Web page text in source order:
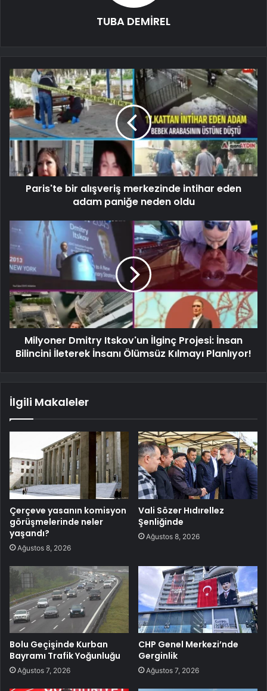
TUBA DEMİREL
Paris'te bir alışveriş merkezinde intihar eden
adam paniğe neden oldu
Milyoner Dmitry Itskov'un İlginç Projesi: İnsan
Bilincini İleterek İnsanı Ölümsüz Kılmayı Planlıyor!
İlgili Makaleler
Çerçeve yasanın komisyon
görüşmelerinde neler
yaşandı?
Ağustos 8, 2026
Vali Sözer Hıdırellez
Şenliğinde
Ağustos 8, 2026
Bolu Geçişinde Kurban
Bayramı Trafik Yoğunluğu
Ağustos 7, 2026
CHP Genel Merkezi’nde
Gerginlik
Ağustos 7, 2026